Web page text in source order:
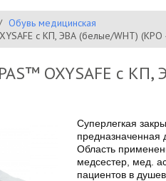
Обувь медицинская
с КП, ЭВА (белые/WHT) (КРО
OXYSAFE с
Cуперлегкая
предназначенная
Область
медсестер, мед.
пациентов в